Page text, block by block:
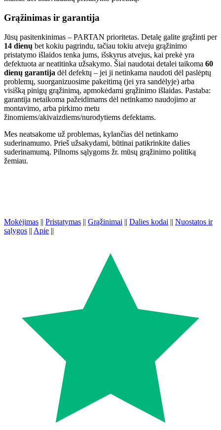
Grąžinimas ir garantija
Jūsų pasitenkinimas – PARTAN prioritetas. Detalę galite grąžinti per
14 dienų bet kokiu pagrindu, tačiau tokiu atveju grąžinimo
pristatymo išlaidos tenka jums, išskyrus atvejus, kai prekė yra
defektuota ar neatitinka užsakymo. Šiai naudotai detalei taikoma 60
dienų garantija dėl defektų – jei ji netinkama naudoti dėl paslėptų
problemų, suorganizuosime pakeitimą (jei yra sandėlyje) arba
visišką pinigų grąžinimą, apmokėdami grąžinimo išlaidas. Pastaba:
garantija netaikoma pažeidimams dėl netinkamo naudojimo ar
montavimo, arba pirkimo metu
žinomiems/akivaizdiems/nurodytiems defektams.
Mes neatsakome už problemas, kylančias dėl netinkamo
suderinamumo. Prieš užsakydami, būtinai patikrinkite dalies
suderinamumą. Pilnoms sąlygoms žr. mūsų grąžinimo politiką
žemiau.
Mokėjimas || Pristatymas || Grąžinimai || Dalies kodai || Nuostatos ir
sąlygos || Apie ||